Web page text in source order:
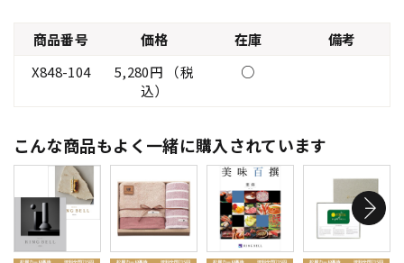
商品番号 価格 在庫
備考
X848-104
5,280円 （税
込）
○
こんな商品もよく一緒に購入されています